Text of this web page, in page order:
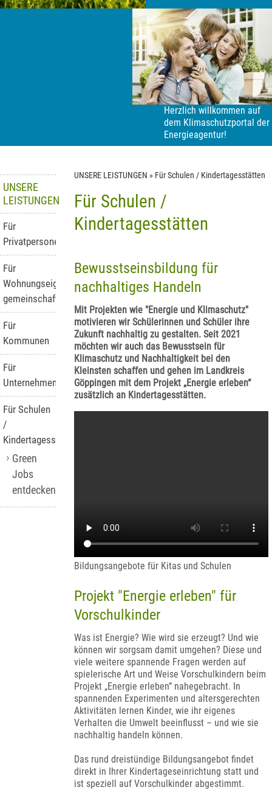
Herzlich willkommen auf
dem Klimaschutzportal der
Energieagentur!
UNSERE
LEISTUNGEN
Für
Privatpersonen
Für
Wohnungseigentümer-
gemeinschaften
Für
Kommunen
Für
Unternehmen
Für Schulen
/
Kindertagesstätten
Green
Jobs
entdecken!
UNSERE LEISTUNGEN » Für Schulen / Kindertagesstätten
Für Schulen /
Kindertagesstätten
Bewusstseinsbildung für
nachhaltiges Handeln
Mit Projekten wie "Energie und Klimaschutz"
motivieren wir Schülerinnen und Schüler ihre
Zukunft nachhaltig zu gestalten. Seit 2021
möchten wir auch das Bewusstsein für
Klimaschutz und Nachhaltigkeit bei den
Kleinsten schaffen und gehen im Landkreis
Göppingen mit dem Projekt „Energie erleben“
zusätzlich an Kindertagesstätten.
Bildungsangebote für Kitas und Schulen
Projekt "Energie erleben" für
Vorschulkinder
Was ist Energie? Wie wird sie erzeugt? Und wie
können wir sorgsam damit umgehen? Diese und
viele weitere spannende Fragen werden auf
spielerische Art und Weise Vorschulkindern beim
Projekt „Energie erleben” nahegebracht. In
spannenden Experimenten und altersgerechten
Aktivitäten lernen Kinder, wie ihr eigenes
Verhalten die Umwelt beeinflusst – und wie sie
nachhaltig handeln können.
Das rund dreistündige Bildungsangebot findet
direkt in Ihrer Kindertageseinrichtung statt und
ist speziell auf Vorschulkinder abgestimmt.